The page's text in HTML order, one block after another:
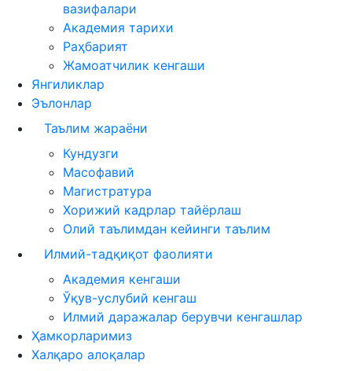
вазифалари
Академия тарихи
Раҳбарият
Жамоатчилик кенгаши
Янгиликлар
Эълонлар
Таълим жараёни
Кундузги
Масофавий
Магистратура
Хорижий кадрлар тайёрлаш
Олий таълимдан кейинги таълим
Илмий-тадқиқот фаолияти
Академия кенгаши
Ўқув-услубий кенгаш
Илмий даражалар берувчи кенгашлар
Ҳамкорларимиз
Халқаро алоқалар